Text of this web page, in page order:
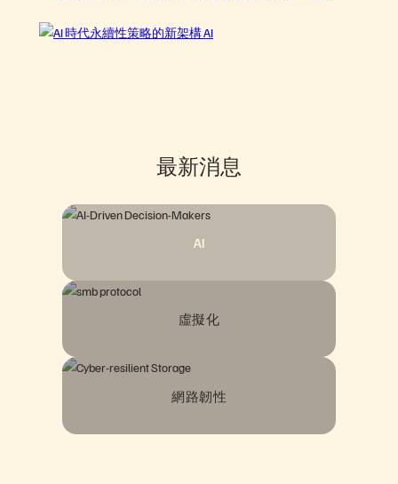
最新消息
AI
虛擬化
網路韌性